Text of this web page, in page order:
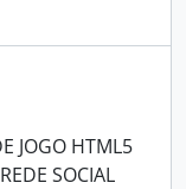
JOGO HTML5
SOCIAL